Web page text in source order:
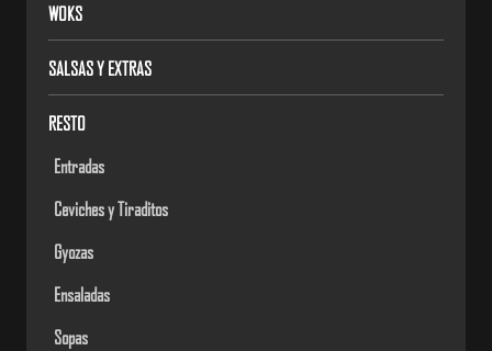
WOKS
SALSAS Y EXTRAS
RESTO
Entradas
Ceviches y Tiraditos
Gyozas
Ensaladas
Sopas